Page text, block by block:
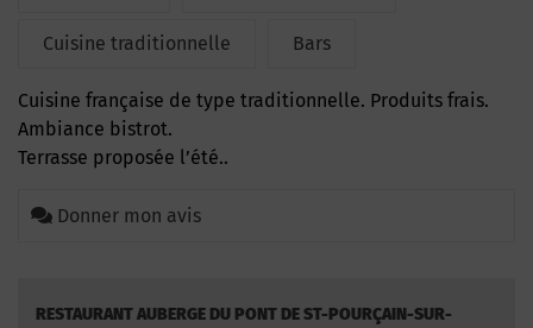
Cuisine traditionnelle Bars
Cuisine française de type traditionnelle. Produits frais.
Ambiance bistrot.
Terrasse proposée l’été..
Donner mon avis
RESTAURANT AUBERGE DU PONT DE ST-POURÇAIN-SUR-